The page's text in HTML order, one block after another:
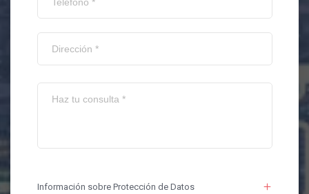
Información sobre Protección de Datos